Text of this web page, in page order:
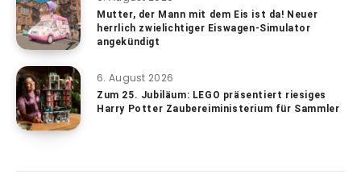
Mutter, der Mann mit dem Eis ist da! Neuer
herrlich zwielichtiger Eiswagen-Simulator
angekündigt
6. August 2026
Zum 25. Jubiläum: LEGO präsentiert riesiges
Harry Potter Zaubereiministerium für Sammler